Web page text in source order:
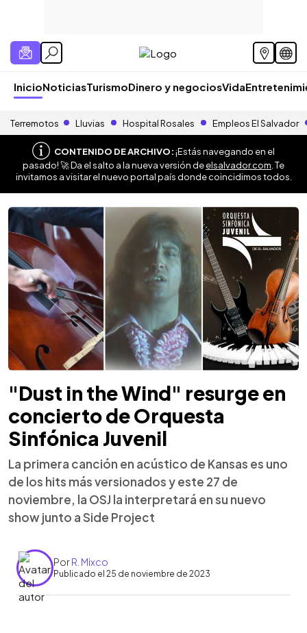
InicioNoticiasTurismoDinero y negociosVida
Terremotos Lluvias Hospital Rosales Empleos El Salvador
CONTENIDO DE ARCHIVO:¡Estás navegando en el
pasado! 🚀 Da el salto a la nueva versión deelsalvador.com . Te
invitamos a visitar el nuevo portal país donde coincidimos todos.
"Dust in the Wind" resurge en
concierto de Orquesta
Sinfónica Juvenil
La primera canción en acústico de Kansas es uno
de los hits más versionados y este 27 de
noviembre, la OSJ la interpretará en su nuevo
show junto a Side Project
PorR. Mixco
Publicado el 25 de noviembre de 2023